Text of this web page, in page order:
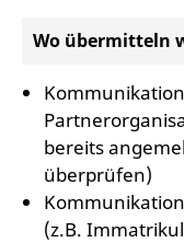
Wo übermitteln
bereits
überprüfen)
(z.B.